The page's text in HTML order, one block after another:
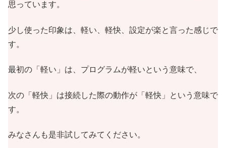
思っています。
少し使った印象は、軽い、軽快、設定が楽と言った感じで
す。
最初の「軽い」は、プログラムが軽いという意味で、
次の「軽快」は接続した際の動作が「軽快」という意味で
す。
みなさんも是非試してみてください。